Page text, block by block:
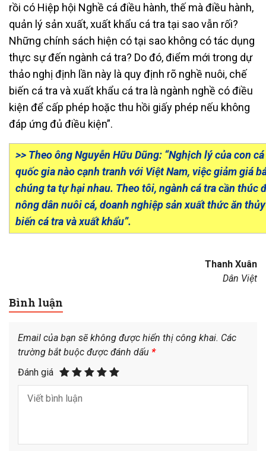
rồi có Hiệp hội Nghề cá điều hành, thế mà điều hành,
quản lý sản xuất, xuất khẩu cá tra tại sao vẫn rối?
Những chính sách hiện có tại sao không có tác dụng
thực sự đến ngành cá tra? Do đó, điểm mới trong dự
thảo nghị định lần này là quy định rõ nghề nuôi, chế
biến cá tra và xuất khẩu cá tra là ngành nghề có điều
kiện để cấp phép hoặc thu hồi giấy phép nếu không
đáp ứng đủ điều kiện”.
>> Theo ông Nguyễn Hữu Dũng: “Nghịch lý của con
quốc gia nào cạnh tranh với Việt Nam, việc giảm giá
chúng ta tự hại nhau. Theo tôi, ngành cá tra cần thúc
nông dân nuôi cá, doanh nghiệp sản xuất thức ăn
biến cá tra và xuất khẩu”.
Thanh Xuân
Dân Việt
Bình luận
Email của bạn sẽ không được hiển thị công khai. Các
trường bắt buộc được đánh dấu *
Đánh giá